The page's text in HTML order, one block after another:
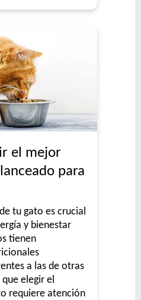
el mejor
para
tu gato es crucial
y bienestar
tienen
a las de otras
elegir el
requiere atención